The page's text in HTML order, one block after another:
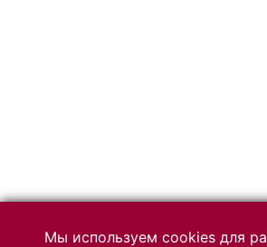
Мы используем cookies для